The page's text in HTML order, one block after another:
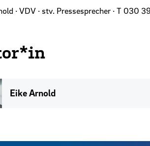
· VDV · stv. Pressesprecher · T 030
Eike Arnold